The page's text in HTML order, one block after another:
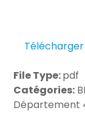
Télécharger
File Type:pdf
Catégories:
Département